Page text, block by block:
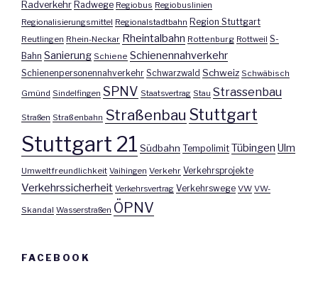
Radverkehr Radwege Regiobus Regiobuslinien
Regionalisierungsmittel Regionalstadtbahn Region Stuttgart
Reutlingen Rhein-Neckar Rheintalbahn Rottenburg Rottweil S-
Bahn Sanierung Schiene Schienennahverkehr
Schienenpersonennahverkehr Schwarzwald Schweiz Schwäbisch
Gmünd Sindelfingen SPNV Staatsvertrag Stau Strassenbau
Straßen Straßenbahn Straßenbau Stuttgart
Stuttgart 21 Südbahn Tempolimit Tübingen Ulm
Umweltfreundlichkeit Vaihingen Verkehr Verkehrsprojekte
Verkehrssicherheit Verkehrsvertrag Verkehrswege VW VW-
Skandal Wasserstraßen ÖPNV
FACEBOOK